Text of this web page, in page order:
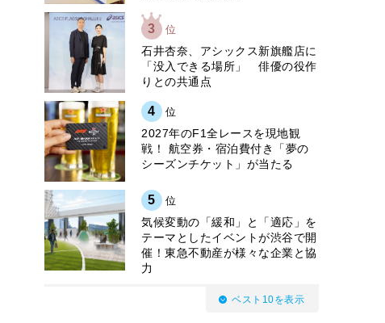
3 位
石井杏奈、アシックス新旗艦店に
「没入できる場所」 俳優の役作
りとの共通点
4 位
2027年のF1全レースを現地観
戦！ 航空券・宿泊費付き「夢の
シーズンチケット」が当たる
5 位
気候変動の「緩和」と「適応」を
テーマとしたイベントが渋谷で開
催！東急不動産が様々な企業と協
力
ベスト10を表示